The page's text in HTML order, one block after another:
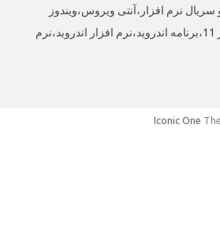
نرم افزار،آنتی ویروس،ویندوز
7،ویندوز 8.1،ویندوز 10،ویندوز 11،برنامه اندروید،نرم افزار اندروید،نرم
Iconic One